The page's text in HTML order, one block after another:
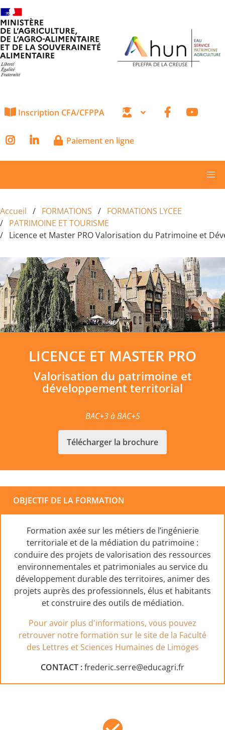
Aller au contenu principal
Inscription CFA/CFPPA
Paiement en ligne
Accueil FORMATIONS
FORMATIONS LYCEE
PATRIMOINE ET TOURISME
Licence et Master PRO Valorisation du Patrimoine et
LICENCE ET MASTER PRO
Valorisation du patrimoine et
développement territorial
BAC+3 à BAC+5
Télécharger la brochure
OBJECTIF DE LA FORMATION
Formation axée sur les métiers de l’ingénierie
territoriale et de la médiation du patrimoine :
conduire des projets de valorisation des ressources
environnementales et patrimoniales au service du
développement durable des territoires, animer des
projets auprès des professionnels, élus et habitants
et construire des outils de médiation.
Pour avoir plus d'informations, vous pouvez
retrouver notre formation sur le site de la Faculté
des Lettres et Sciences Humaines de Limoges
CONTACT :frederic.serre@educagri.fr